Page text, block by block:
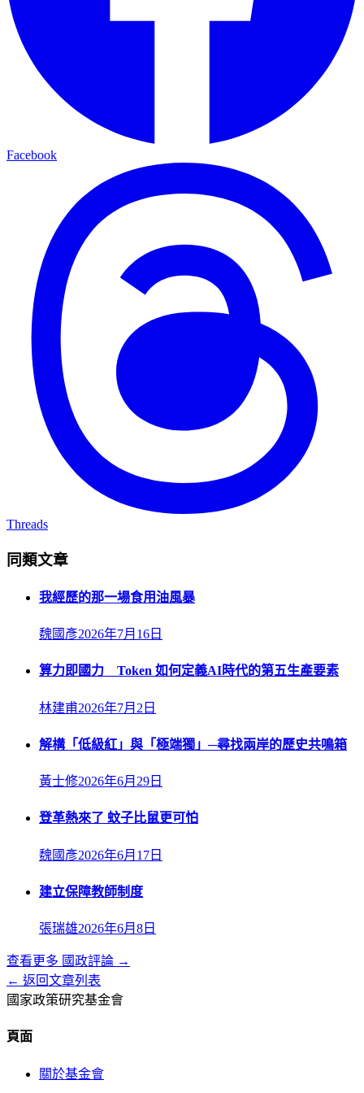
Facebook
Threads
同類文章
我經歷的那一場食用油風暴
魏國彥2026年7月16日
算力即國力 Token 如何定義AI時代的第五生產要素
林建甫2026年7月2日
解構「低級紅」與「極端獨」─尋找兩岸的歷史共鳴箱
黃士修2026年6月29日
登革熱來了 蚊子比鼠更可怕
魏國彥2026年6月17日
建立保障教師制度
張瑞雄2026年6月8日
查看更多 國政評論 →
← 返回文章列表
國家政策研究基金會
頁面
關於基金會